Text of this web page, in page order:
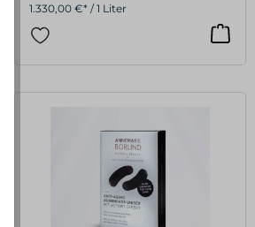
1.330,00 €* / 1 Liter